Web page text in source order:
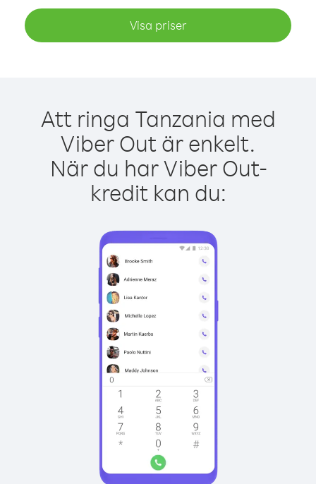
Visa priser
Att ringa Tanzania med
Viber Out är enkelt.
När du har Viber Out-
kredit kan du: